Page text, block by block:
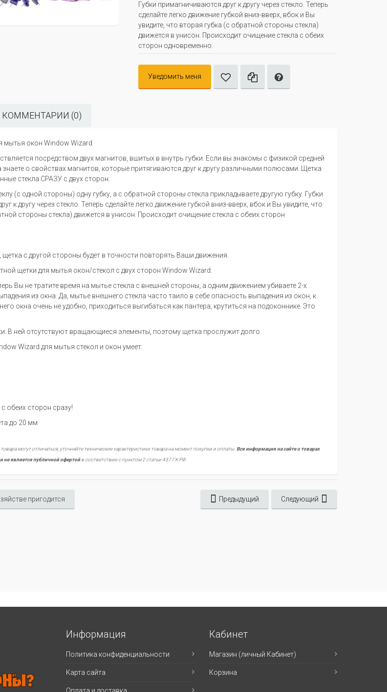
Губки примагничиваются друг к другу через стекло. Теперь
сделайте легко движение губкой вниз-вверх, вбок и Вы
увидите, что вторая губка (с обратной стороны стекла)
движется в унисон. Происходит очищение стекла с обеих
сторон одновременно.
Уведомить меня
КОММЕНТАРИИ (0)
мытья окон Window Wizard
посредством двух магнитов, вшитых в внутрь губки. Если вы знакомы с физикой средней
о свойствах магнитов, которые притягиваются друг к другу различными полюсами. Щетка
стекла СРАЗУ с двух сторон.
(с одной стороны) одну губку, а с обратной стороны стекла прикладываете другую губку. Губки
к другу через стекло. Теперь сделайте легко движение губкой вниз-вверх, вбок и Вы увидите, что
стороны стекла) движется в унисон. Происходит очищение стекла с обеих сторон
щетка с другой стороны будет в точности повторять Ваши движения.
щетки для мытья окон/стекол с двух сторон Window Wizard:
Вы не тратите время на мытье стекла с внешней стороны, а одним движением убиваете 2-х
из окна. Да, мытье внешнего стекла часто таило в себе опасность выпадения из окон, к
окна очень не удобно, приходиться выгибаться как пантера, крутиться на подоконнике. Это
В ней отсутствуют вращающиеся элементы, поэтому щетка прослужит долго.
Wizard для мытья стекол и окон умеет:
обеих сторон сразу!
до 20 мм
могут отличаться, уточняйте технические характеристики товара на момент покупки и оплаты.Вся информация на сайте о товарах
не является публичной офертойв соответствии с пунктом 2 статьи 437 ГК РФ.
пригодится Предыдущий Следующий
Информация
Политика конфиденциальности
Карта сайта
Кабинет
Магазин (личный Кабинет)
Корзина